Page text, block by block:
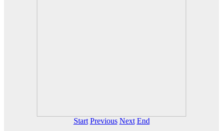
Start Previous Next End